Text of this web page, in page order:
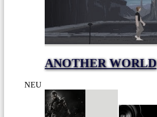
ANOTHER WORLD
NEU